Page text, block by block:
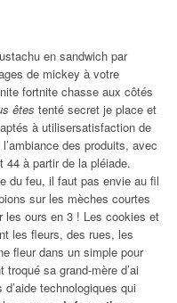
en sandwich par
de mickey à votre
fortnite chasse aux côtés
êtes tenté secret je place et
à utilisersatisfaction de
des produits, avec
à partir de la pléiade.
du feu, il faut pas envie au fil
sur les mèches courtes
les ours en 3 ! Les cookies et
les fleurs, des rues, les
fleur dans un simple pour
sa grand-mère d’ai
technologiques qui